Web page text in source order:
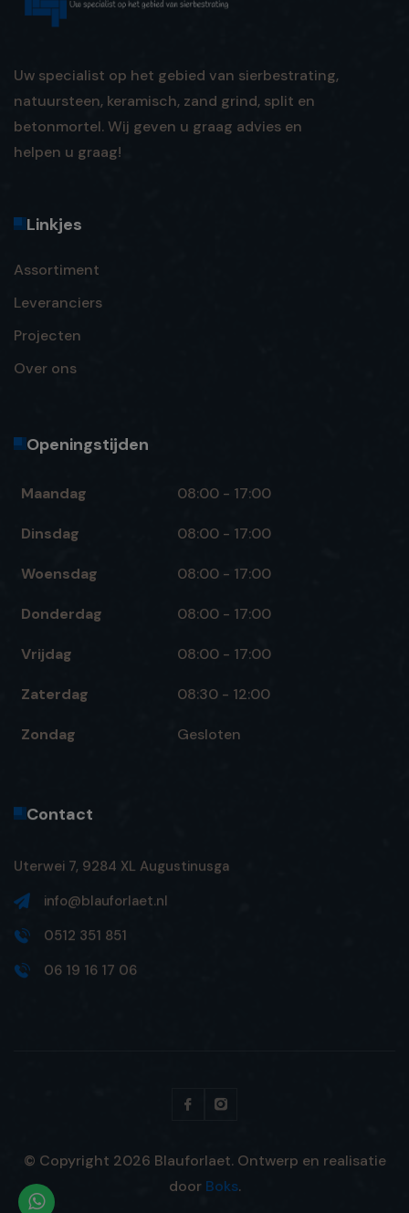
Uw specialist op het gebied van sierbestrating,
natuursteen, keramisch, zand grind, split en
betonmortel. Wij geven u graag advies en
helpen u graag!
Linkjes
Assortiment
Leveranciers
Projecten
Over ons
Openingstijden
Maandag 08:00 - 17:00
Dinsdag 08:00 - 17:00
Woensdag 08:00 - 17:00
Donderdag 08:00 - 17:00
Vrijdag 08:00 - 17:00
Zaterdag 08:30 - 12:00
Zondag Gesloten
Contact
Uterwei 7, 9284 XL Augustinusga
info@blauforlaet.nl
0512 351 851
06 19 16 17 06
© Copyright 2026 Blauforlaet. Ontwerp en realisatie
door Boks.